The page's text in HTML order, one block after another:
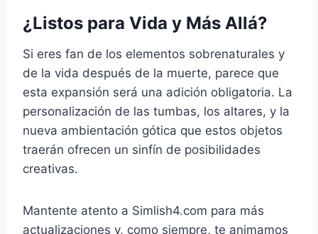
¿Listos para Vida y Más Allá?
Si eres fan de los elementos sobrenaturales y
de la vida después de la muerte, parece que
esta expansión será una adición obligatoria. La
personalización de las tumbas, los altares, y la
nueva ambientación gótica que estos objetos
traerán ofrecen un sinfín de posibilidades
creativas.
Mantente atento a Simlish4.com para más
actualizaciones y, como siempre, te animamos